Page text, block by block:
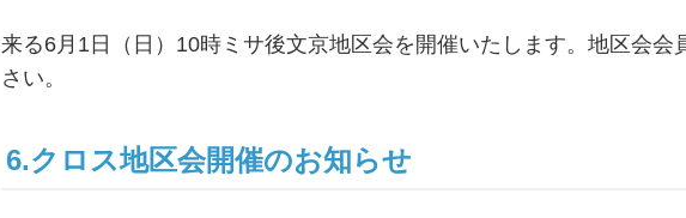
来る6月1日（日）10時ミサ後文京地区会を開催いたします。地区会会
さい。
6.クロス地区会開催のお知らせ